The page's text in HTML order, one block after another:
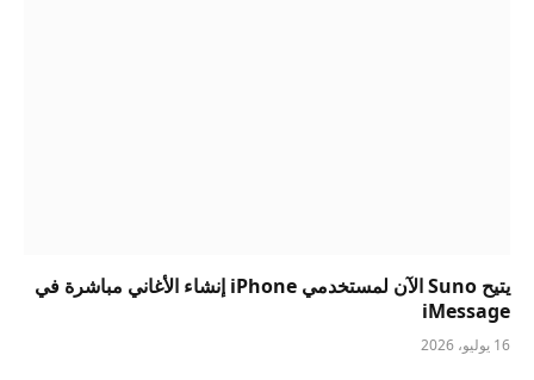
يتيح Suno الآن لمستخدمي iPhone إنشاء الأغاني مباشرة في
iMessage
16 يوليو، 2026